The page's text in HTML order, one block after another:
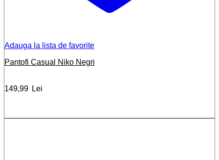
Adauga la lista de favorite
Pantofi Casual Niko Negri
149,99 Lei